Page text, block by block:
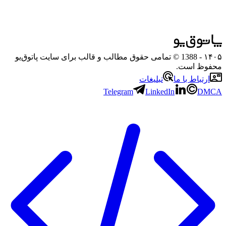
۱۴۰۵
- 1388 © تمامی حقوق مطالب و قالب برای سایت پاتوق‌یو
محفوظ است.
ارتباط با ما
تبلیغات
Telegram
LinkedIn DMCA